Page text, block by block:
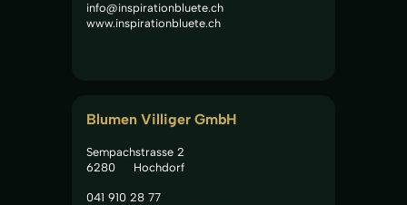
info@inspirationbluete.ch
www.inspirationbluete.ch
Blumen Villiger GmbH
Sempachstrasse 2
6280
Hochdorf
041 910 28 77